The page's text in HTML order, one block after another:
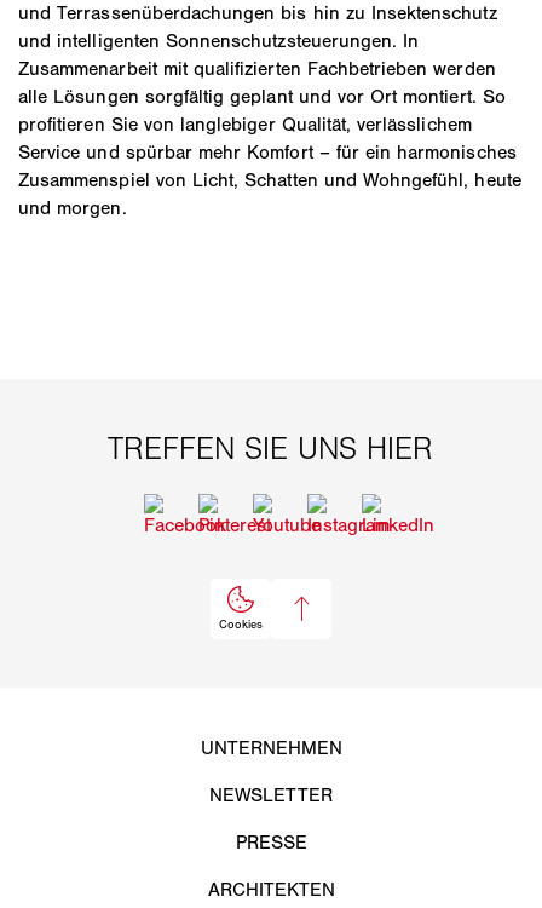
und Terrassenüberdachungen bis hin zu Insektenschutz
und intelligenten Sonnenschutzsteuerungen. In
Zusammenarbeit mit qualifizierten Fachbetrieben werden
alle Lösungen sorgfältig geplant und vor Ort montiert. So
profitieren Sie von langlebiger Qualität, verlässlichem
Service und spürbar mehr Komfort – für ein harmonisches
Zusammenspiel von Licht, Schatten und Wohngefühl, heute
und morgen.